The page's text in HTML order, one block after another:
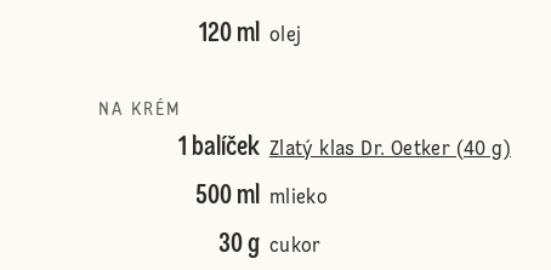
120 ml olej
NA KRÉM
1 balíček Zlatý klas Dr. Oetker (40 g)
500 ml mlieko
30 g cukor